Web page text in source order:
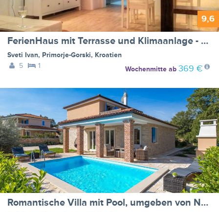
9,6
FerienHaus mit Terrasse und Klimaanlage - BF-CMGD
Sveti Ivan, Primorje-Gorski, Kroatien
5
1 Wochenmitteab 369 €
Romantische Villa mit Pool, umgeben von Natur